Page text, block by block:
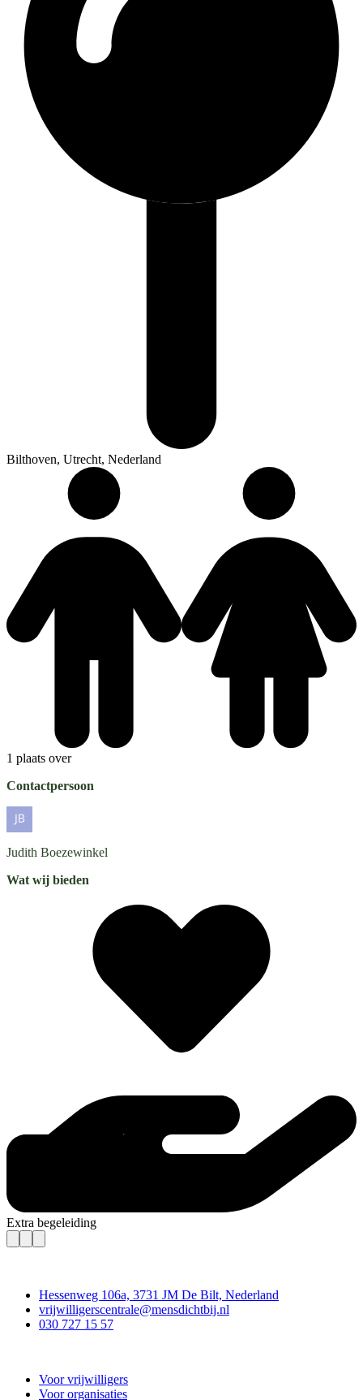
Bilthoven, Utrecht, Nederland
1 plaats over
Contactpersoon
Judith Boezewinkel
Wat wij bieden
Extra begeleiding
Hessenweg 106a, 3731 JM De Bilt, Nederland
vrijwilligerscentrale@mensdichtbij.nl
030 727 15 57
Voor vrijwilligers
Voor organisaties